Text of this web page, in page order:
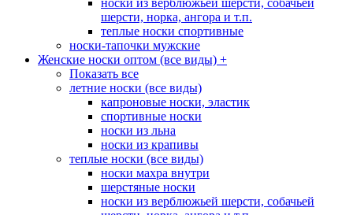
шерсти, норка, ангора и т.п.
теплые носки спортивные
носки-тапочки мужские
Женские носки оптом (все виды) +
Показать все
летние носки (все виды)
капроновые носки, эластик
спортивные носки
носки из льна
носки из крапивы
теплые носки (все виды)
носки махра внутри
шерстяные носки
носки из верблюжьей шерсти, собачьей